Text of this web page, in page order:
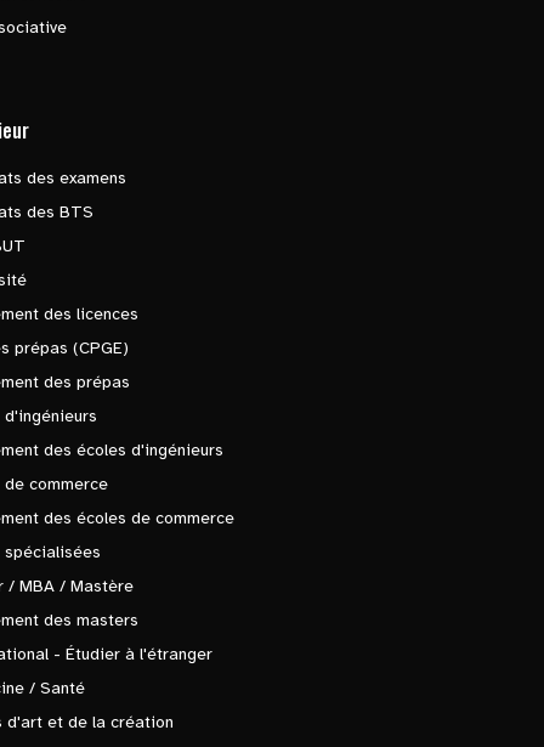
des examens
des BTS
des licences
prépas (CPGE)
des prépas
d'ingénieurs
des écoles d'ingénieurs
de commerce
des écoles de commerce
spécialisées
/ MBA / Mastère
des masters
- Étudier à l'étranger
/ Santé
d'art et de la création